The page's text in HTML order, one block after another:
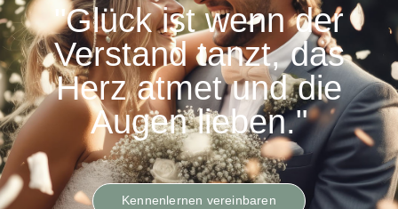
"Glück ist wenn der
Verstand tanzt, das
Herz atmet und die
Augen lieben."
Kennenlernen vereinbaren